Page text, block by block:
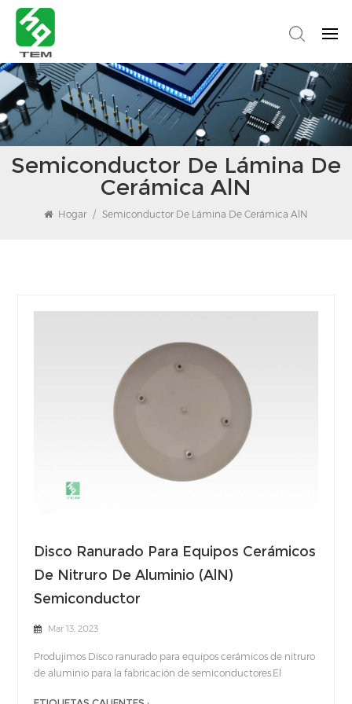
Semiconductor De Lámina De
Cerámica AlN
Hogar / Semiconductor De Lámina De Cerámica AlN
Disco Ranurado Para Equipos Cerámicos
De Nitruro De Aluminio (AlN)
Semiconductor
Mar 13, 2023
Produjimos Disco ranurado para equipos cerámicos de nitruro
de aluminio para la fabricación de semiconductores.El